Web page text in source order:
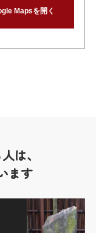
Mapsを開く
は、
ます